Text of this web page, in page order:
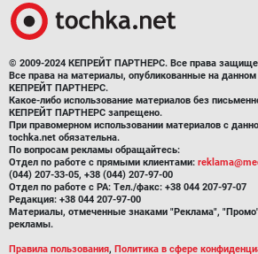
© 2009-2024 КЕПРЕЙТ ПАРТНЕРС. Все права
Все права на материалы, опубликованные на
КЕПРЕЙТ ПАРТНЕРС.
Какое-либо использование материалов без
КЕПРЕЙТ ПАРТНЕРС запрещено.
При правомерном использовании материалов с
tochka.net обязательна.
По вопросам рекламы обращайтесь:
Отдел по работе с прямыми клиентами:
(044) 207-33-05, +38 (044) 207-97-00
Отдел по работе с РА: Тел./факс: +38 044 207-97-07
Редакция: +38 044 207-97-00
Материалы, отмеченные знаками "Реклама",
рекламы.
Правила пользования, Политика в сфере